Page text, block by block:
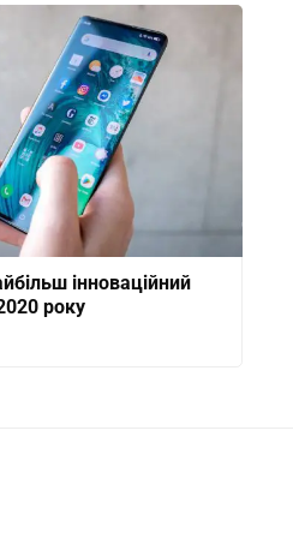
інноваційний
року